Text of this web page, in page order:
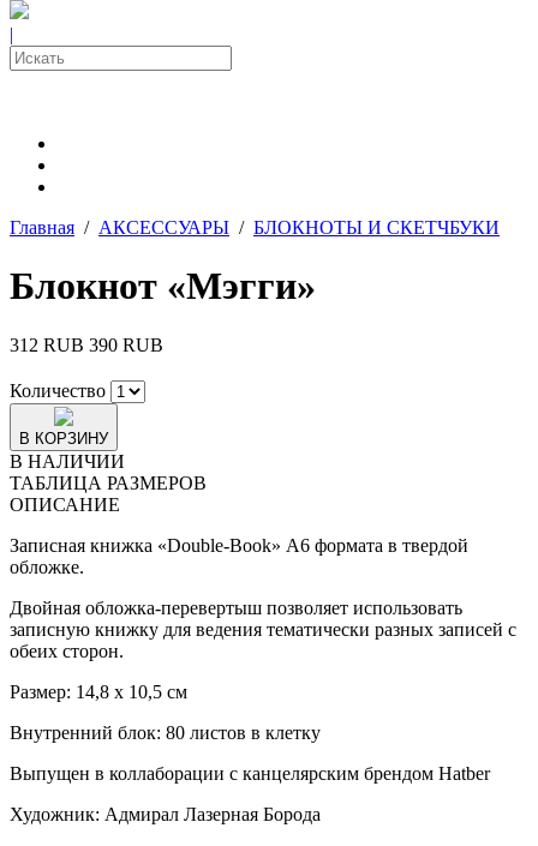
|
Главная / АКСЕССУАРЫ / БЛОКНОТЫ И СКЕТЧБУКИ
Блокнот «Мэгги»
312 RUB 390 RUB
Количество
В КОРЗИНУ
В НАЛИЧИИ
ТАБЛИЦА РАЗМЕРОВ
ОПИСАНИЕ
Записная книжка «Double-Book» А6 формата в твердой
обложке.
Двойная обложка-перевертыш позволяет использовать
записную книжку для ведения тематически разных записей с
обеих сторон.
Размер: 14,8 х 10,5 см
Внутренний блок: 80 листов в клетку
Выпущен в коллаборации с канцелярским брендом Hatber
Художник: Адмирал Лазерная Борода